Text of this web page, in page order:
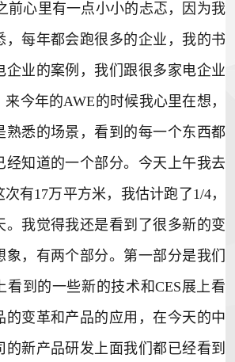
前心里有一点小小的忐忑，因为我
，每年都会跑很多的企业，我的书
企业的案例，我们跟很多家电企业
今年的AWE的时候我心里在想，
熟悉的场景，看到的每一个东西都
经知道的一个部分。今天上午我去
有17万平方米，我估计跑了1/4，
。我觉得我还是看到了很多新的变
，有两个部分。第一部分是我们
看到的一些新的技术和CES展上看
的变革和产品的应用，在今天的中
的新产品研发上面我们都已经看到